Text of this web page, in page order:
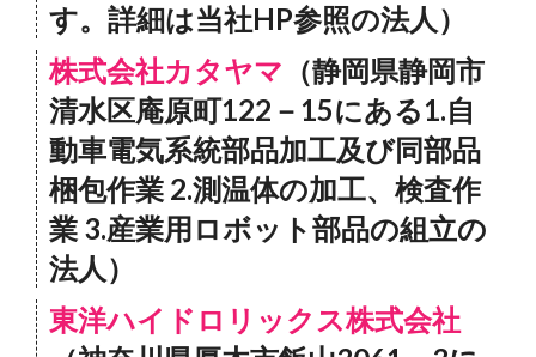
す。詳細は当社HP参照の法人）
株式会社カタヤマ （静岡県静岡市
清水区庵原町122－15にある1.自
動車電気系統部品加工及び同部品
梱包作業 2.測温体の加工、検査作
業 3.産業用ロボット部品の組立の
法人）
東洋ハイドロリックス株式会社